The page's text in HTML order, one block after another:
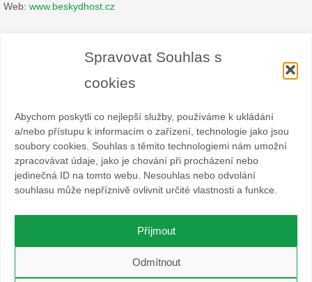
Spravovat Souhlas s
cookies
Abychom poskytli co nejlepší služby, používáme k ukládání
a/nebo přístupu k informacím o zařízení, technologie jako jsou
soubory cookies. Souhlas s těmito technologiemi nám umožní
zpracovávat údaje, jako je chování při procházení nebo
jedinečná ID na tomto webu. Nesouhlas nebo odvolání
souhlasu může nepříznivě ovlivnit určité vlastnosti a funkce.
Příjmout
Odmítnout
Web: www.beskydhost.cz
Spolek BESKYDHOST je dobrovolný svazek fyzických a
právnických osob podnikajících v hostinské živnosti
a příbuzných oborech v oblasti cestovního ruchu. Místem
nad Ostravicí.
O WordPress se stará